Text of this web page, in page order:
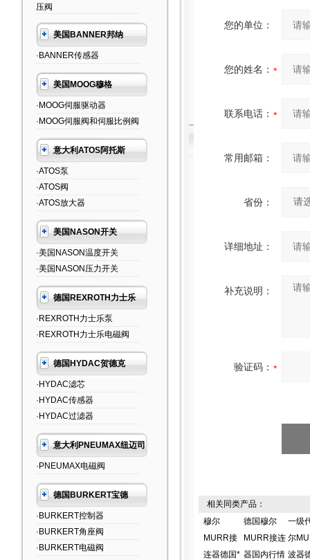
压阀
美国BANNER邦纳
·BANNER传感器
美国MOOG穆格
·MOOG伺服驱动器
·MOOG伺服阀和伺服比例阀
意大利ATOS阿托斯
·ATOS泵
·ATOS阀
·ATOS放大器
美国NASON开关
·美国NASON温度开关
·美国NASON压力开关
德国REXROTH力士乐
·REXROTH力士乐泵
·REXROTH力士乐电磁阀
德国HYDAC贺德克
·HYDAC滤芯
·HYDAC传感器
·HYDAC过滤器
意大利PNEUMAX纽迈司
·PNEUMAX电磁阀
德国BURKERT宝德
·BURKERT控制器
·BURKERT角座阀
·BURKERT电磁阀
您的单位：
您的姓名：
联系电话：
常用邮箱：
省份：
详细地址：
补充说明：
验证码：
相关同类产品：
穆尔
MURR接
连器德国*
德国穆尔
MURR接连
器国内行情
一级
尔
波器